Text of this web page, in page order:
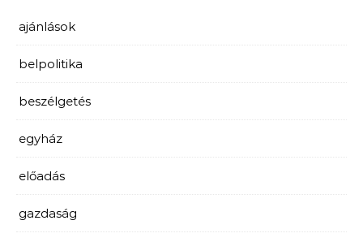
ajánlások
belpolitika
beszélgetés
egyház
előadás
gazdaság